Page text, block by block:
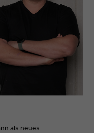
als neues